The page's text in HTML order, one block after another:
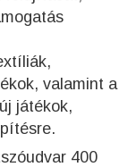
valamint a
játékok,
400